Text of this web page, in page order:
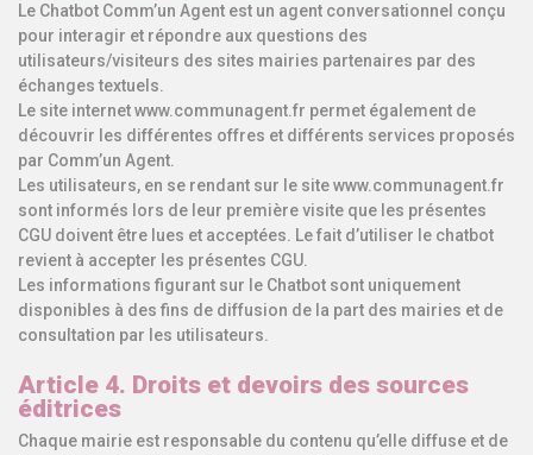
Le Chatbot Comm’un Agent est un agent conversationnel conçu
pour interagir et répondre aux questions des
utilisateurs/visiteurs des sites mairies partenaires par des
échanges textuels.
Le site internet www.communagent.fr permet également de
découvrir les différentes offres et différents services proposés
par Comm’un Agent.
Les utilisateurs, en se rendant sur le site www.communagent.fr
sont informés lors de leur première visite que les présentes
CGU doivent être lues et acceptées. Le fait d’utiliser le chatbot
revient à accepter les présentes CGU.
Les informations figurant sur le Chatbot sont uniquement
disponibles à des fins de diffusion de la part des mairies et de
consultation par les utilisateurs.
Article 4. Droits et devoirs des sources
éditrices
Chaque mairie est responsable du contenu qu’elle diffuse et de